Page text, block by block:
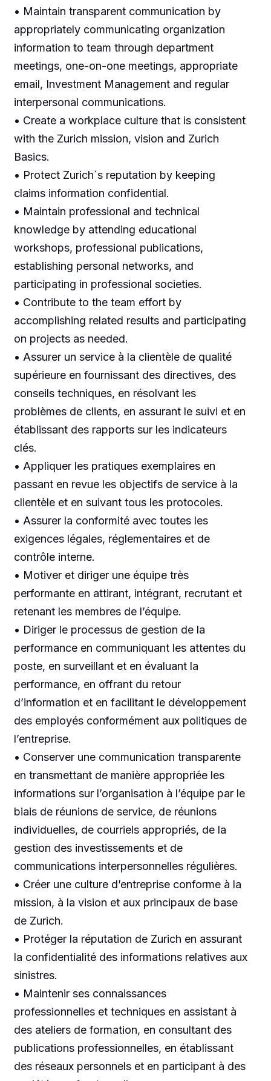
• Maintain transparent communication by
appropriately communicating organization
information to team through department
meetings, one-on-one meetings, appropriate
email, Investment Management and regular
interpersonal communications.
• Create a workplace culture that is consistent
with the Zurich mission, vision and Zurich
Basics.
• Protect Zurich´s reputation by keeping
claims information confidential.
• Maintain professional and technical
knowledge by attending educational
workshops, professional publications,
establishing personal networks, and
participating in professional societies.
• Contribute to the team effort by
accomplishing related results and participating
on projects as needed.
• Assurer un service à la clientèle de qualité
supérieure en fournissant des directives, des
conseils techniques, en résolvant les
problèmes de clients, en assurant le suivi et en
établissant des rapports sur les indicateurs
clés.
• Appliquer les pratiques exemplaires en
passant en revue les objectifs de service à la
clientèle et en suivant tous les protocoles.
• Assurer la conformité avec toutes les
exigences légales, réglementaires et de
contrôle interne.
• Motiver et diriger une équipe très
performante en attirant, intégrant, recrutant et
retenant les membres de l’équipe.
• Diriger le processus de gestion de la
performance en communiquant les attentes du
poste, en surveillant et en évaluant la
performance, en offrant du retour
d’information et en facilitant le développement
des employés conformément aux politiques de
l’entreprise.
• Conserver une communication transparente
en transmettant de manière appropriée les
informations sur l’organisation à l’équipe par le
biais de réunions de service, de réunions
individuelles, de courriels appropriés, de la
gestion des investissements et de
communications interpersonnelles régulières.
• Créer une culture d’entreprise conforme à la
mission, à la vision et aux principaux de base
de Zurich.
• Protéger la réputation de Zurich en assurant
la confidentialité des informations relatives aux
sinistres.
• Maintenir ses connaissances
professionnelles et techniques en assistant à
des ateliers de formation, en consultant des
publications professionnelles, en établissant
des réseaux personnels et en participant à des